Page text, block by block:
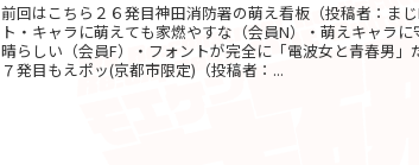
前回はこちら２６発目神田消防署の萌え看板（投稿者：ま
ト・キャラに萌えても家燃やすな（会員N）・萌えキャラ
晴らしい（会員F）・フォントが完全に「電波女と青春男」
７発目もえポッ(京都市限定)（投稿者：...